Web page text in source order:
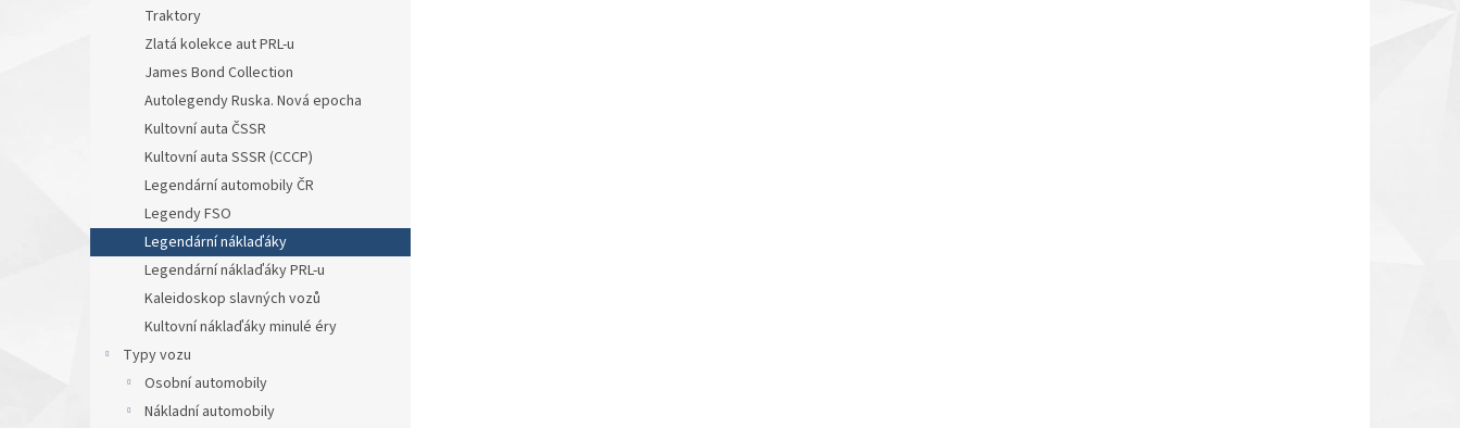
Traktory
Zlatá kolekce aut PRL-u
James Bond Collection
Autolegendy Ruska. Nová epocha
Kultovní auta ČSSR
Kultovní auta SSSR (CCCP)
Legendární automobily ČR
Legendy FSO
Legendární náklaďáky
Legendární náklaďáky PRL-u
Kaleidoskop slavných vozů
Kultovní náklaďáky minulé éry
Typy vozu
Osobní automobily
Nákladní automobily